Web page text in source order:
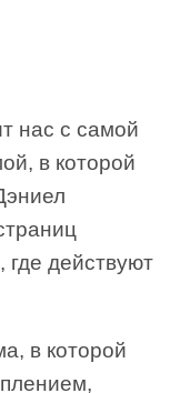
нас с самой
в которой
где действуют
в которой